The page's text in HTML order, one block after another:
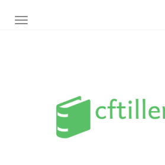
TOGGLE NAVIGATION